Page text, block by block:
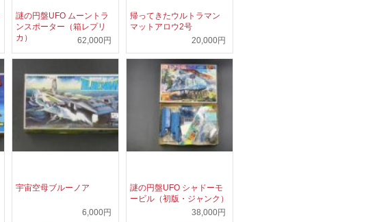
謎の円盤UFO ムーントラ
ンスポーター（箱レプリ
カ）
62,000円
帰ってきたウルトラマン
マットアロウ2号
20,000円
宇宙空母ブルーノア
6,000円
謎の円盤UFO シャドーモ
ービル（初版・ジャンク）
38,000円